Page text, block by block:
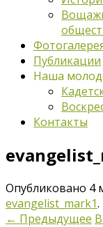
Публикации
Наша
Контакты
Опубликовано 4
evangelist_mark1.
← Предыдущее